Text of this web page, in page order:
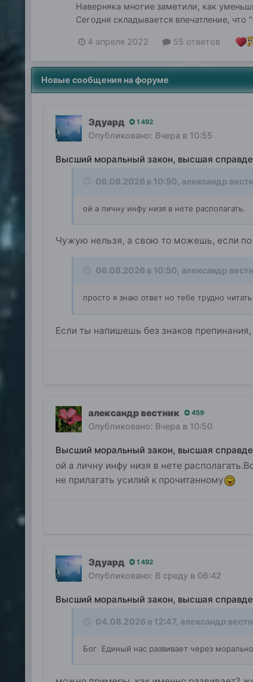
Наверняка многие заметили, как
Сегодня складывается впечатление,
4 апреля 2022
55 ответов
Новые сообщения на форуме
Эдуард 1 492
Опубликовано: Вчера в 10:55
Высший моральный закон, высшая
06.08.2026 в 10:50, александр
ой а личну инфу низя в нете располагать.
Чужую нельзя, а свою то можешь, если
06.08.2026 в 10:50, александр
просто я знаю ответ но тебе трудно
Если ты напишешь без знаков препинания,
александр вестник 459
Опубликовано: Вчера в 10:50
Высший моральный закон, высшая
ой а личну инфу низя в нете
не прилагать усилий к прочитанному
Эдуард 1 492
Опубликовано: В среду в 06:42
Высший моральный закон, высшая
04.08.2026 в 12:47, александр
Бог Единый нас развивает через